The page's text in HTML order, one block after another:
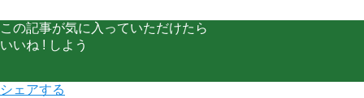
この記事が気に入っていただけたら
いいね ! しよう
シェアする